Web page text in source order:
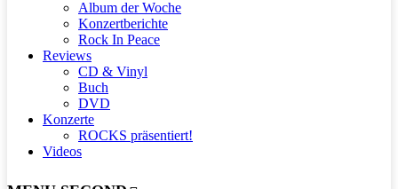
Album der Woche
Konzertberichte
Rock In Peace
Reviews
CD & Vinyl
Buch
DVD
Konzerte
ROCKS präsentiert!
Videos